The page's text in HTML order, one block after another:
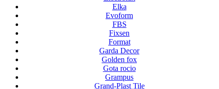
Elka
Evoform
FBS
Fixsen
Format
Garda Decor
Golden fox
Gota rocio
Grampus
Grand-Plast Tile